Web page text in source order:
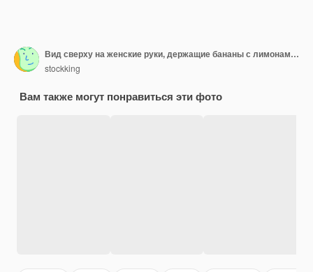
Вид сверху на женские руки, держащие бананы с лимонами на миске с лимонами, изолированные на сером деревянном фоне
stockking
Вам также могут понравиться эти фото